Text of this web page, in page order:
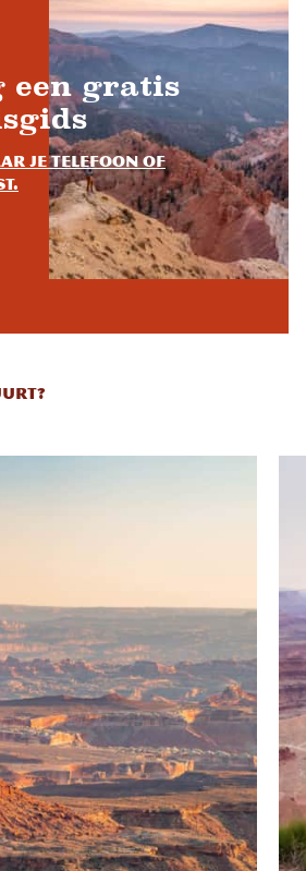
een gratis
je telefoon of